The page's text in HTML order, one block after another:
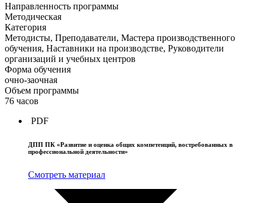
Направленность программы
Методическая
Категория
Методисты, Преподаватели, Мастера производственного
обучения, Наставники на производстве, Руководители
организаций и учебных центров
Форма обучения
очно-заочная
Объем программы
76 часов
PDF
ДПП ПК «Развитие и оценка общих компетенций, востребованных в
профессиональной деятельности»
Смотреть материал